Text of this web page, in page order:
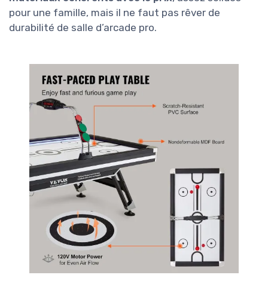
pour une famille, mais il ne faut pas rêver de
durabilité de salle d’arcade pro.